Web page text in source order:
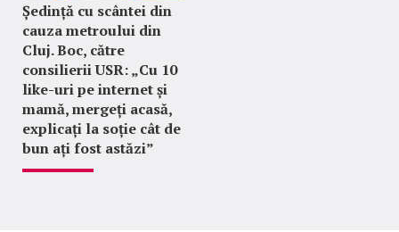
Ședință cu scântei din
cauza metroului din
Cluj. Boc, către
consilierii USR: „Cu 10
like-uri pe internet și
mamă, mergeți acasă,
explicați la soție cât de
bun ați fost astăzi”